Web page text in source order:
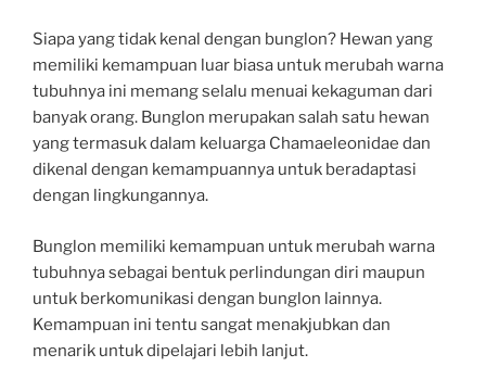
Siapa yang tidak kenal dengan bunglon? Hewan yang
memiliki kemampuan luar biasa untuk merubah warna
tubuhnya ini memang selalu menuai kekaguman dari
banyak orang. Bunglon merupakan salah satu hewan
yang termasuk dalam keluarga Chamaeleonidae dan
dikenal dengan kemampuannya untuk beradaptasi
dengan lingkungannya.
Bunglon memiliki kemampuan untuk merubah warna
tubuhnya sebagai bentuk perlindungan diri maupun
untuk berkomunikasi dengan bunglon lainnya.
Kemampuan ini tentu sangat menakjubkan dan
menarik untuk dipelajari lebih lanjut.